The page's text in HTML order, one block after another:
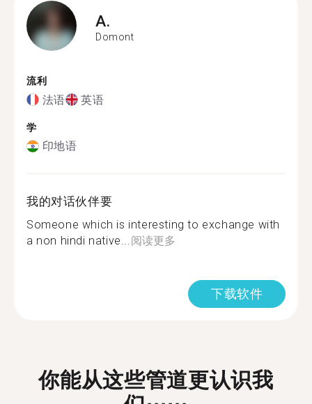
A.
Domont
流利
法语 英语
学
印地语
我的对话伙伴要
Someone which is interesting to exchange with
a non hindi native...阅读更多
下载软件
你能从这些管道更认识我